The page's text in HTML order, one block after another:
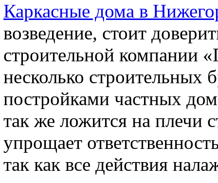
Каркасные дома в
возведение, стоит
строительной компании
несколько строительных
постройками частных
так же ложится на плечи
упрощает
так как все действия